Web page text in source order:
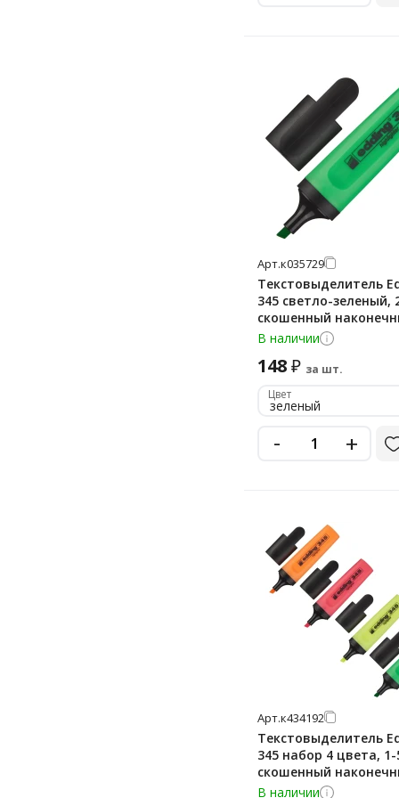
Арт.к035729
Текстовыделитель
345 светло-зеленый,
скошенный
В наличии
148₽ за шт.
Цвет
зеленый
- +
Арт.к434192
Текстовыделитель
345 набор 4 цвета,
скошенный
В наличии